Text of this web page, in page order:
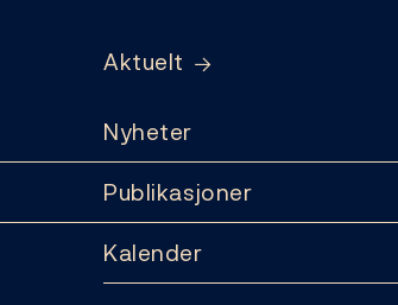
Aktuelt
Nyheter
Publikasjoner
Kalender